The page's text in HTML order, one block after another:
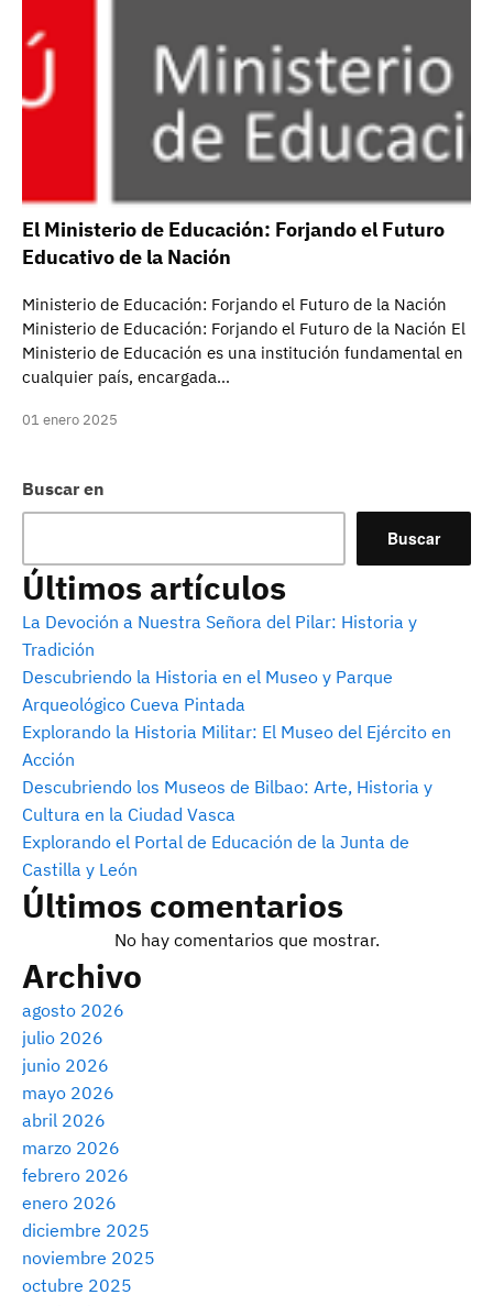
Buscar en
Buscar
Últimos artículos
La Devoción a Nuestra Señora del Pilar: Historia y
Tradición
Descubriendo la Historia en el Museo y Parque
Arqueológico Cueva Pintada
Explorando la Historia Militar: El Museo del Ejército en
Acción
Descubriendo los Museos de Bilbao: Arte, Historia y
Cultura en la Ciudad Vasca
Explorando el Portal de Educación de la Junta de
Castilla y León
Últimos comentarios
No hay comentarios que mostrar.
Archivo
agosto 2026
julio 2026
junio 2026
mayo 2026
abril 2026
marzo 2026
febrero 2026
enero 2026
diciembre 2025
noviembre 2025
octubre 2025
El Ministerio de Educación: Forjando el Futuro
Educativo de la Nación
Ministerio de Educación: Forjando el Futuro de la Nación
Ministerio de Educación: Forjando el Futuro de la Nación El
Ministerio de Educación es una institución fundamental en
cualquier país, encargada…
01 enero 2025